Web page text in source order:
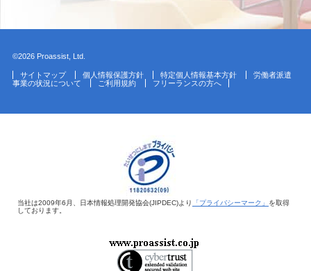
©2026 Proassist, Ltd.
サイトマップ 個人情報保護方針 特定個人情報基本方針
労働者派遣
事業の状況について
ご利用規約 フリーランスの方へ
当社は2009年6月、日本情報処理開発協会(JIPDEC)より 「プライバシーマーク」 を取得
しております。